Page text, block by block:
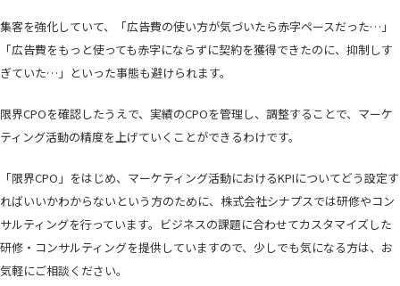
集客を強化していて、「広告費の使い方が気づいたら赤字ペースだった…」
「広告費をもっと使っても赤字にならずに契約を獲得できたのに、抑制しす
ぎていた…」といった事態も避けられます。
限界CPOを確認したうえで、実績のCPOを管理し、調整することで、マーケ
ティング活動の精度を上げていくことができるわけです。
「限界CPO」をはじめ、マーケティング活動におけるKPIについてどう設定す
ればいいかわからないという方のために、株式会社シナプスでは研修やコン
サルティングを行っています。ビジネスの課題に合わせてカスタマイズした
研修・コンサルティングを提供していますので、少しでも気になる方は、お
気軽にご相談ください。